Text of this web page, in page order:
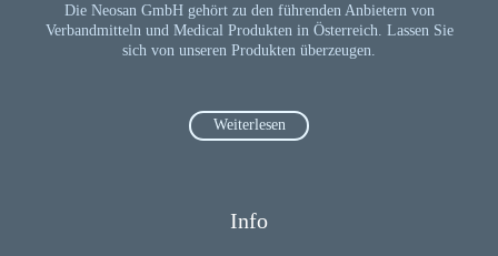
Die Neosan GmbH gehört zu den führenden Anbietern von
Verbandmitteln und Medical Produkten in Österreich. Lassen Sie
sich von unseren Produkten überzeugen.
Weiterlesen
Info